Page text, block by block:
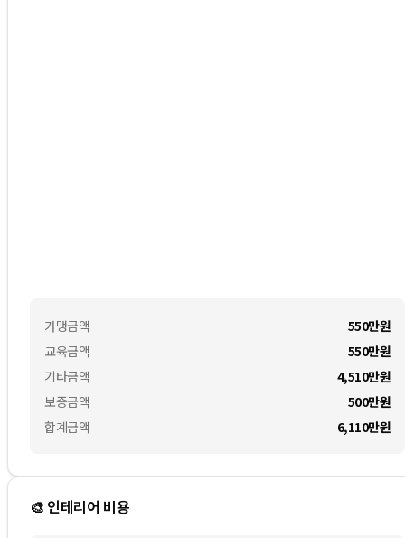
가맹금액
교육금액
기타금액
보증금액
합계금액
550만원
550만원
4,510만원
500만원
6,110만원
🎨 인테리어 비용